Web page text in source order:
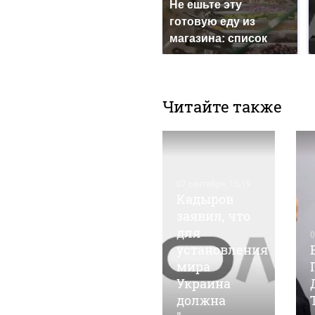
Не ешьте эту
готовую еду из
магазина: список
Читайте также
для
установления
мира
Украина
должна